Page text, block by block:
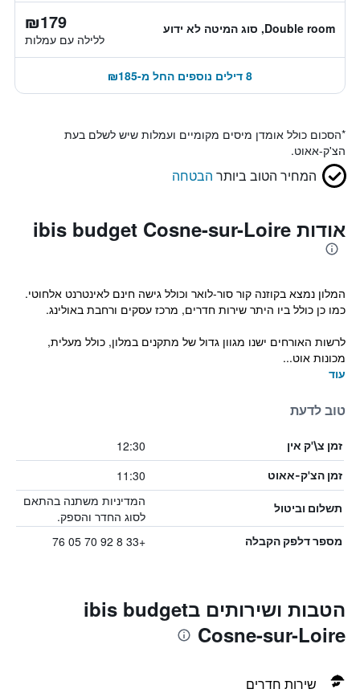
Double room, סוג המיטה לא ידוע ₪179
ללילה עם עמלות
8 דילים נוספים החל מ-₪185
*הסכום כולל אומדן מיסים מקומיים ועמלות שיש לשלם בעת
הצ'ק-אאוט.
המחיר הטוב ביותר הבטחה
אודות ibis budget Cosne-sur-Loire
המלון נמצא בקוזנה קור סור-לואר וכולל גישה חינם לאינטרנט אלחוטי.
כמו כן כולל ביו היתר שירות חדרים, מרכז עסקים ורחבת באולינג.
לרשות האורחים ישנו מגוון גדול של מתקנים במלון, כולל מעלית,
מכונות אוט...
עוד
טוב לדעת
זמן צ\'ק אין 12:30
זמן הצ'ק-אאוט 11:30
תשלום וביטול
המדיניות משתנה בהתאם
לסוג החדר והספק.
מספר דלפק הקבלה +33 8 92 70 05 76
הטבות ושירותים בibis budget
Cosne-sur-Loire
שירות חדרים